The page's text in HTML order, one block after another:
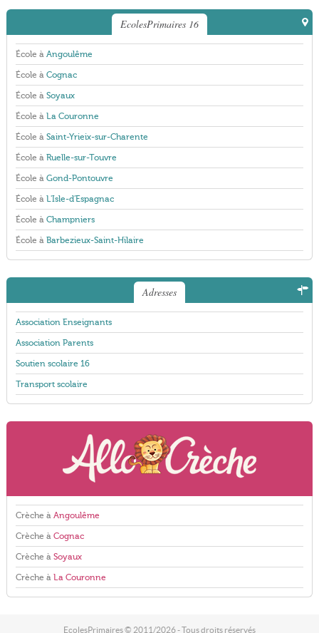
EcolesPrimaires 16
École à Angoulême
École à Cognac
École à Soyaux
École à La Couronne
École à Saint-Yrieix-sur-Charente
École à Ruelle-sur-Touvre
École à Gond-Pontouvre
École à L'Isle-d'Espagnac
École à Champniers
École à Barbezieux-Saint-Hilaire
Adresses
Association Enseignants
Association Parents
Soutien scolaire 16
Transport scolaire
Crèche à Angoulême
Crèche à Cognac
Crèche à Soyaux
Crèche à La Couronne
EcolesPrimaires © 2011/2026 - Tous droits réservés